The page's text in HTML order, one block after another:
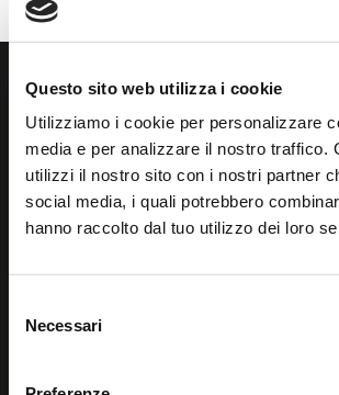
Questo sito web utilizza i cookie
Utilizziamo i cookie per personalizzare
media e per analizzare il nostro traffico.
utilizzi il nostro sito con i nostri partner
social media, i quali potrebbero
hanno raccolto dal tuo utilizzo dei loro
delNecessari
KING.MI S.R.L.
P.IVA: 13200131004
REA: RM - 1429136